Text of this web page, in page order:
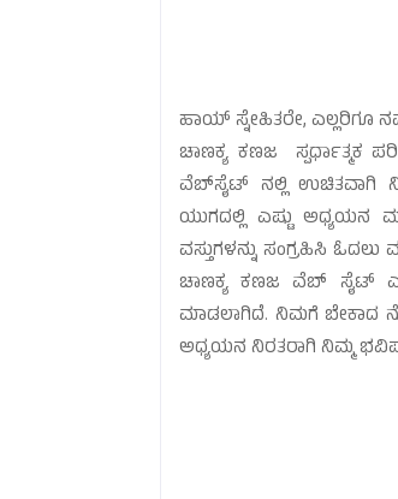
ಹಾಯ್ ಸ್ನೇಹಿತರೇ, ಎಲ್ಲರಿಗೂ
ಚಾಣಕ್ಯ ಕಣಜ ಸ್ಪರ್ಧಾತ್ಮಕ
ವೆಬ್‌ಸೈಟ್ ನಲ್ಲಿ ಉಚಿತವಾಗಿ
ಯುಗದಲ್ಲಿ ಎಷ್ಟು ಅಧ್ಯಯನ
ವಸ್ತುಗಳನ್ನು ಸಂಗ್ರಹಿಸಿ
ಚಾಣಕ್ಯ ಕಣಜ ವೆಬ್ ಸೈಟ್
ಮಾಡಲಾಗಿದೆ. ನಿಮಗೆ
ಅಧ್ಯಯನ ನಿರತರಾಗಿ ನಿಮ್ಮ